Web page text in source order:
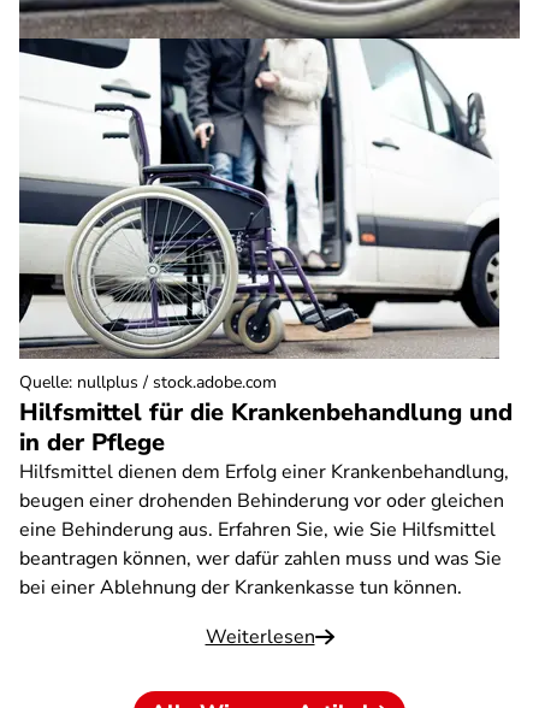
Hilfsmittel für die Krankenbehandlung und
in der Pflege
Hilfsmittel dienen dem Erfolg einer Krankenbehandlung,
beugen einer drohenden Behinderung vor oder gleichen
eine Behinderung aus. Erfahren Sie, wie Sie Hilfsmittel
beantragen können, wer dafür zahlen muss und was Sie
bei einer Ablehnung der Krankenkasse tun können.
Weiterlesen
Quelle: nullplus / stock.adobe.com